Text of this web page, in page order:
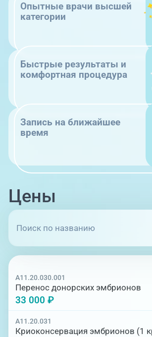
Опытные врачи высшей
категории
Быстрые результаты и
комфортная процедура
Запись на ближайшее
время
Цены
A11.20.030.001
Перенос донорских эмбрионов
33 000 ₽
A11.20.031
Криоконсервация эмбрионов (1